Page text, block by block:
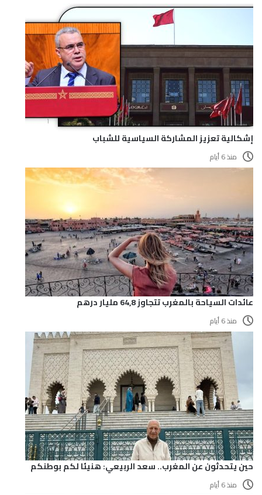
إشكالية تعزيز المشاركة السياسية للشباب
منذ 6 أيام
عائدات السياحة بالمغرب تتجاوز 64,8 مليار درهم
منذ 6 أيام
حين يتحدثون عن المغرب.. سعد الربيعي: هنيئا لكم بوطنكم
منذ 6 أيام